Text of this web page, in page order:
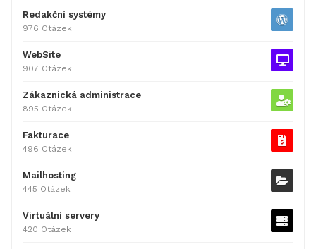
Redakční systémy
976 Otázek
WebSite
907 Otázek
Zákaznická administrace
895 Otázek
Fakturace
496 Otázek
Mailhosting
445 Otázek
Virtuální servery
420 Otázek